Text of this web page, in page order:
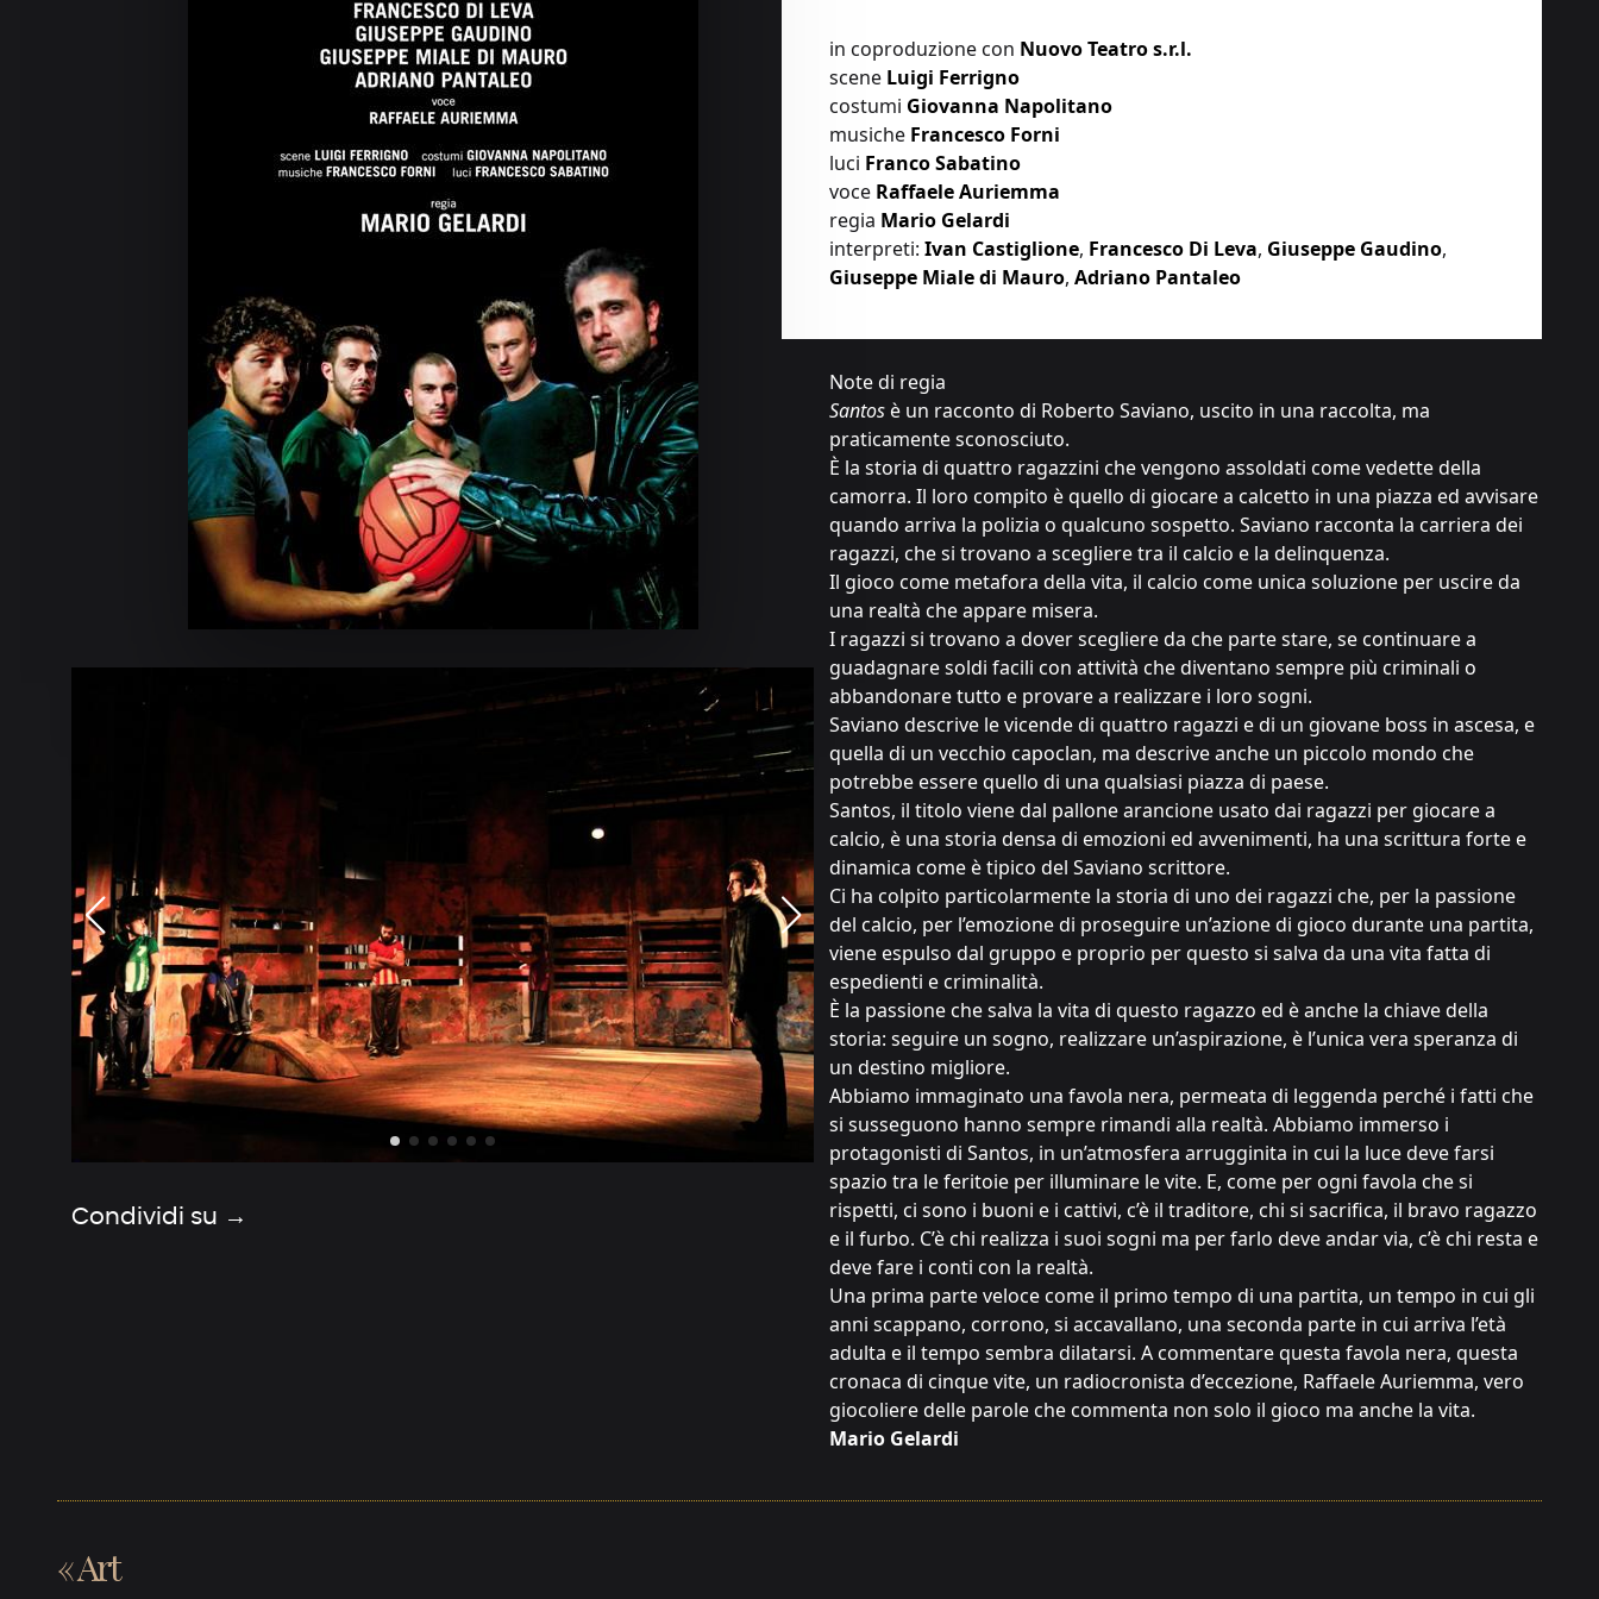
Condividi su →
in coproduzione con Nuovo Teatro s.r.l.
scene Luigi Ferrigno
costumi Giovanna Napolitano
musicheFrancesco Forni
luci Franco Sabatino
voce Raffaele Auriemma
regia Mario Gelardi
interpreti: Ivan Castiglione, Francesco Di Leva, Giuseppe Gaudino,
Giuseppe Miale di Mauro, Adriano Pantaleo
Note di regia
Santosè un racconto di Roberto Saviano, uscito in una raccolta, ma
praticamente sconosciuto.
È la storia di quattro ragazzini che vengono assoldati come vedette della
camorra. Il loro compito è quello di giocare a calcetto in una piazza ed avvisare
quando arriva la polizia o qualcuno sospetto. Saviano racconta la carriera dei
ragazzi, che si trovano a scegliere tra il calcio e la delinquenza.
Il gioco come metafora della vita, il calcio come unica soluzione per uscire da
una realtà che appare misera.
I ragazzi si trovano a dover scegliere da che parte stare, se continuare a
guadagnare soldi facili con attività che diventano sempre più criminali o
abbandonare tutto e provare a realizzare i loro sogni.
Saviano descrive le vicende di quattro ragazzi e di un giovane boss in ascesa, e
quella di un vecchio capoclan, ma descrive anche un piccolo mondo che
potrebbe essere quello di una qualsiasi piazza di paese.
Santos, il titolo viene dal pallone arancione usato dai ragazzi per giocare a
calcio, è una storia densa di emozioni ed avvenimenti, ha una scrittura forte e
dinamica come è tipico del Saviano scrittore.
Ci ha colpito particolarmente la storia di uno dei ragazzi che, per la passione
del calcio, per l’emozione di proseguire un’azione di gioco durante una partita,
viene espulso dal gruppo e proprio per questo si salva da una vita fatta di
espedienti e criminalità.
È la passione che salva la vita di questo ragazzo ed è anche la chiave della
storia: seguire un sogno, realizzare un’aspirazione, è l’unica vera speranza di
un destino migliore.
Abbiamo immaginato una favola nera, permeata di leggenda perché i fatti che
si susseguono hanno sempre rimandi alla realtà. Abbiamo immerso i
protagonisti di Santos, in un’atmosfera arrugginita in cui la luce deve farsi
spazio tra le feritoie per illuminare le vite. E, come per ogni favola che si
rispetti, ci sono i buoni e i cattivi, c’è il traditore, chi si sacrifica, il bravo ragazzo
e il furbo. C’è chi realizza i suoi sogni ma per farlo deve andar via, c’è chi resta e
deve fare i conti con la realtà.
Una prima parte veloce come il primo tempo di una partita, un tempo in cui gli
anni scappano, corrono, si accavallano, una seconda parte in cui arriva l’età
adulta e il tempo sembra dilatarsi. A commentare questa favola nera, questa
cronaca di cinque vite, un radiocronista d’eccezione, Raffaele Auriemma, vero
giocoliere delle parole che commenta non solo il gioco ma anche la vita.
Mario Gelardi
«Art